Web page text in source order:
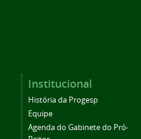
Institucional
História da Progesp
Equipe
Agenda do Gabinete do Pró-